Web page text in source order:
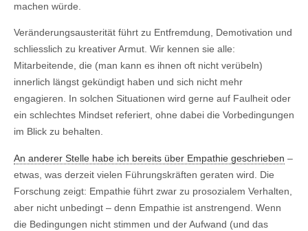
machen würde.
Veränderungsausterität führt zu Entfremdung, Demotivation und
schliesslich zu kreativer Armut. Wir kennen sie alle:
Mitarbeitende, die (man kann es ihnen oft nicht verübeln)
innerlich längst gekündigt haben und sich nicht mehr
engagieren. In solchen Situationen wird gerne auf Faulheit oder
ein schlechtes Mindset referiert, ohne dabei die Vorbedingungen
im Blick zu behalten.
An anderer Stelle habe ich bereits über Empathie geschrieben –
etwas, was derzeit vielen Führungskräften geraten wird. Die
Forschung zeigt: Empathie führt zwar zu prosozialem Verhalten,
aber nicht unbedingt – denn Empathie ist anstrengend. Wenn
die Bedingungen nicht stimmen und der Aufwand (und das